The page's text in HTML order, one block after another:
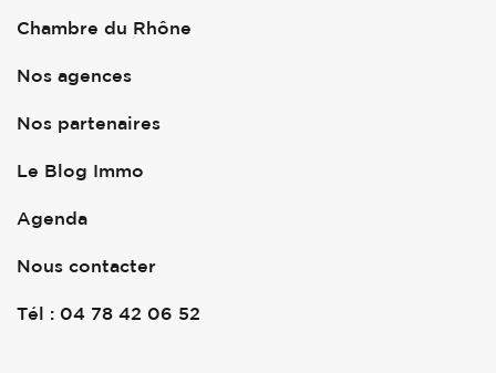
Chambre du Rhône
Nos agences
Nos partenaires
Le Blog Immo
Agenda
Nous contacter
Tél : 04 78 42 06 52